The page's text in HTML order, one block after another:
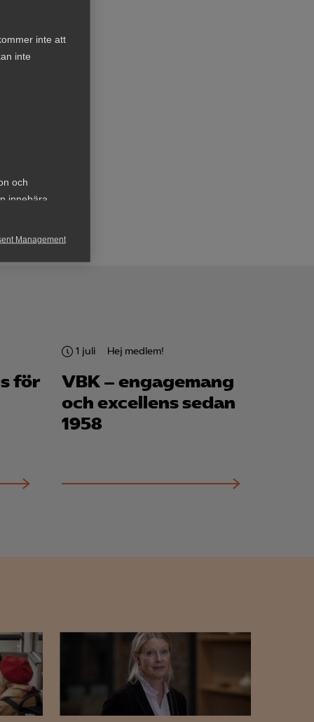
inte att
inte
och
innebära
Management
för
1 juli Hej medlem!
VBK – engagemang
och excellens sedan
1958